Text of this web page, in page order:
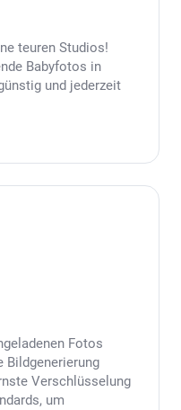
teuren Studios!
Babyfotos in
und jederzeit
Fotos
Bildgenerierung
Verschlüsselung
um